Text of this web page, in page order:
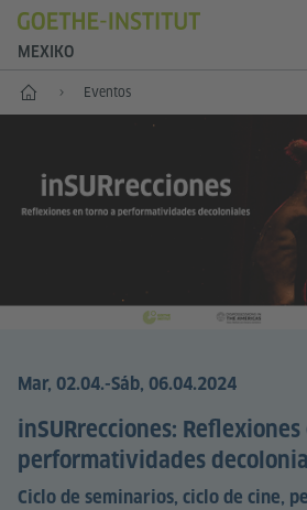
MEXIKO
Inicio Eventos
Mar, 02.04.-Sáb, 06.04.2024
inSURrecciones:
performatividades
Ciclo de seminarios, ciclo de cine,